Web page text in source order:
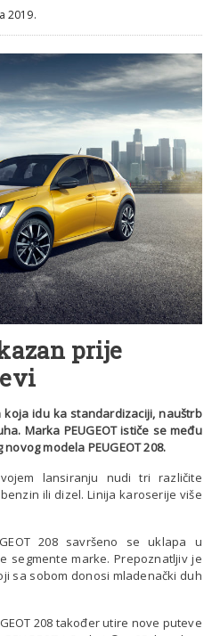
2019.
prije
idu ka standardizaciji, nauštrb
Marka PEUGEOT ističe se među
modela PEUGEOT 208.
lansiranju nudi tri različite
ili dizel. Linija karoserije više
208 savršeno se uklapa u
segmente marke. Prepoznatljiv je
sa sobom donosi mladenački duh
208 također utire nove puteve